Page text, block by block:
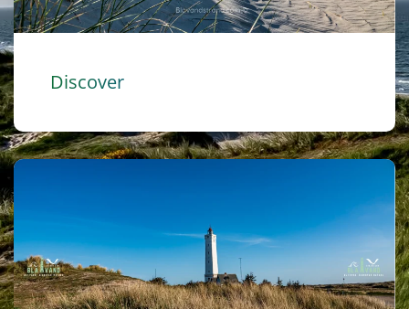
Discover